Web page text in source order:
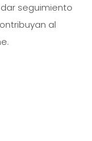
seguimiento
al